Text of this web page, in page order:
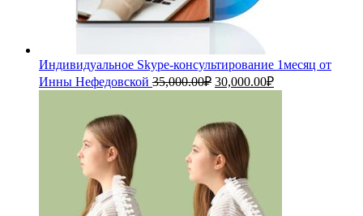
Индивидуальное Skype-консультирование 1месяц от
Инны Нефедовской 35,000.00₽ Первоначальная
цена
35,000.00₽.
30,000.00₽Текущая
цена: